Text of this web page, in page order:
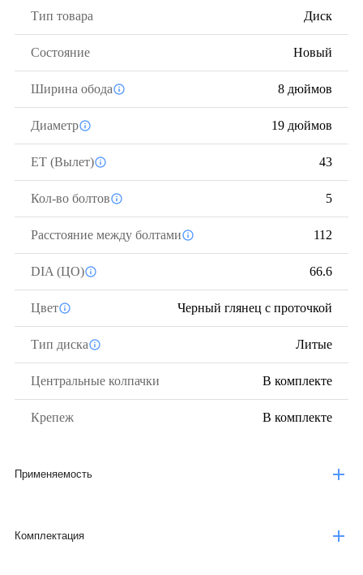
Тип товара Диск
Состояние Новый
Ширина обода 8 дюймов
Диаметр 19 дюймов
ЕТ (Вылет) 43
Кол-во болтов 5
Расстояние между болтами 112
DIA (ЦО) 66.6
Цвет Черный глянец с проточкой
Тип диска Литые
Центральные колпачки В комплекте
Крепеж В комплекте
Применяемость
Комплектация